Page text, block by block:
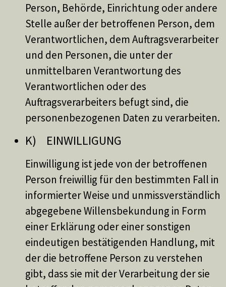
Person, Behörde, Einrichtung oder andere
Stelle außer der betroffenen Person, dem
Verantwortlichen, dem Auftragsverarbeiter
und den Personen, die unter der
unmittelbaren Verantwortung des
Verantwortlichen oder des
Auftragsverarbeiters befugt sind, die
personenbezogenen Daten zu verarbeiten.
K) EINWILLIGUNG
Einwilligung ist jede von der betroffenen
Person freiwillig für den bestimmten Fall in
informierter Weise und unmissverständlich
abgegebene Willensbekundung in Form
einer Erklärung oder einer sonstigen
eindeutigen bestätigenden Handlung, mit
der die betroffene Person zu verstehen
gibt, dass sie mit der Verarbeitung der sie